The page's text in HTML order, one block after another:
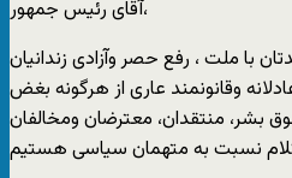
آقای رئيس جمهور،
با ملت ، رفع حصر وآزادی زندانيان
وقانونمند عاری از هرگونه بغض
بشر، منتقدان، معترضان ومخالفان